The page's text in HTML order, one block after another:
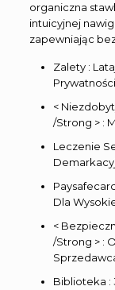
organiczna
intuicyjnej
zapewniając
Zalety :
<
/Strong > :
Leczenie
Dla
<
/Strong > :
Biblioteka :